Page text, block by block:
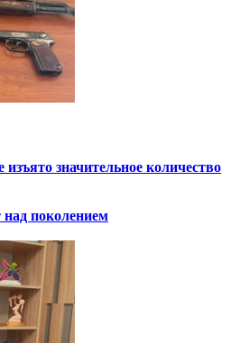
значительное количество
поколением